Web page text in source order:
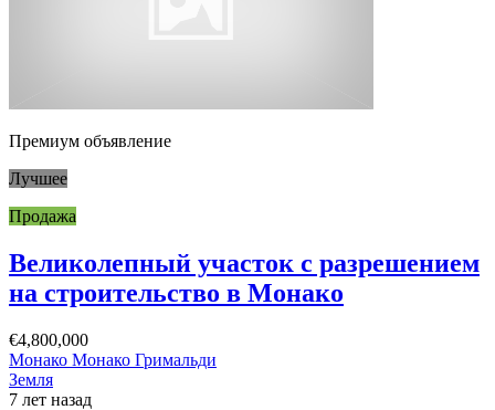
Премиум объявление
Лучшее
Продажа
Великолепный участок с разрешением
на строительство в Монако
€4,800,000
Монако Монако Гримальди
Земля
7 лет назад